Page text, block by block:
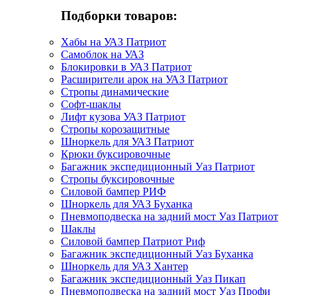
Подборки товаров:
Хабы на УАЗ Патриот
Самоблок на УАЗ
Блокировки в УАЗ Патриот
Расширители арок на УАЗ Патриот
Стропы динамические
Софт-шаклы
Лифт кузова УАЗ Патриот
Стропы корозащитные
Шноркель для УАЗ Патриот
Крюки буксировочные
Багажник экспедиционный Уаз Патриот
Стропы буксировочные
Силовой бампер РИФ
Шноркель для УАЗ Буханка
Пневмоподвеска на задний мост Уаз Патриот
Шаклы
Силовой бампер Патриот Риф
Багажник экспедиционный Уаз Буханка
Шноркель для УАЗ Хантер
Багажник экспедиционный Уаз Пикап
Пневмоподвеска на задний мост Уаз Профи